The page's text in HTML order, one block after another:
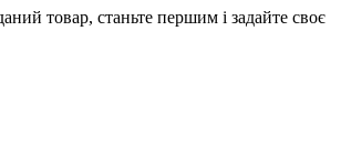
товар, станьте першим і задайте своє